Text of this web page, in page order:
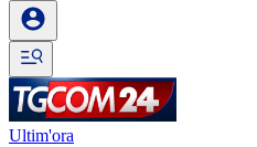
Ultim'ora